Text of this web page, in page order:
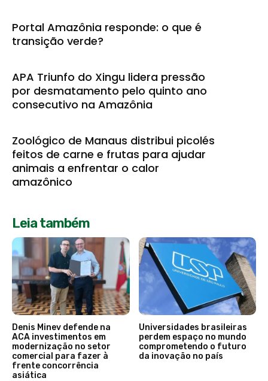
Portal Amazônia responde: o que é
transição verde?
APA Triunfo do Xingu lidera pressão
por desmatamento pelo quinto ano
consecutivo na Amazônia
Zoológico de Manaus distribui picolés
feitos de carne e frutas para ajudar
animais a enfrentar o calor
amazônico
Leia também
Denis Minev defende na
ACA investimentos em
modernização no setor
comercial para fazer à
frente concorrência
asiática
Universidades brasileiras
perdem espaço no mundo
comprometendo o futuro
da inovação no país